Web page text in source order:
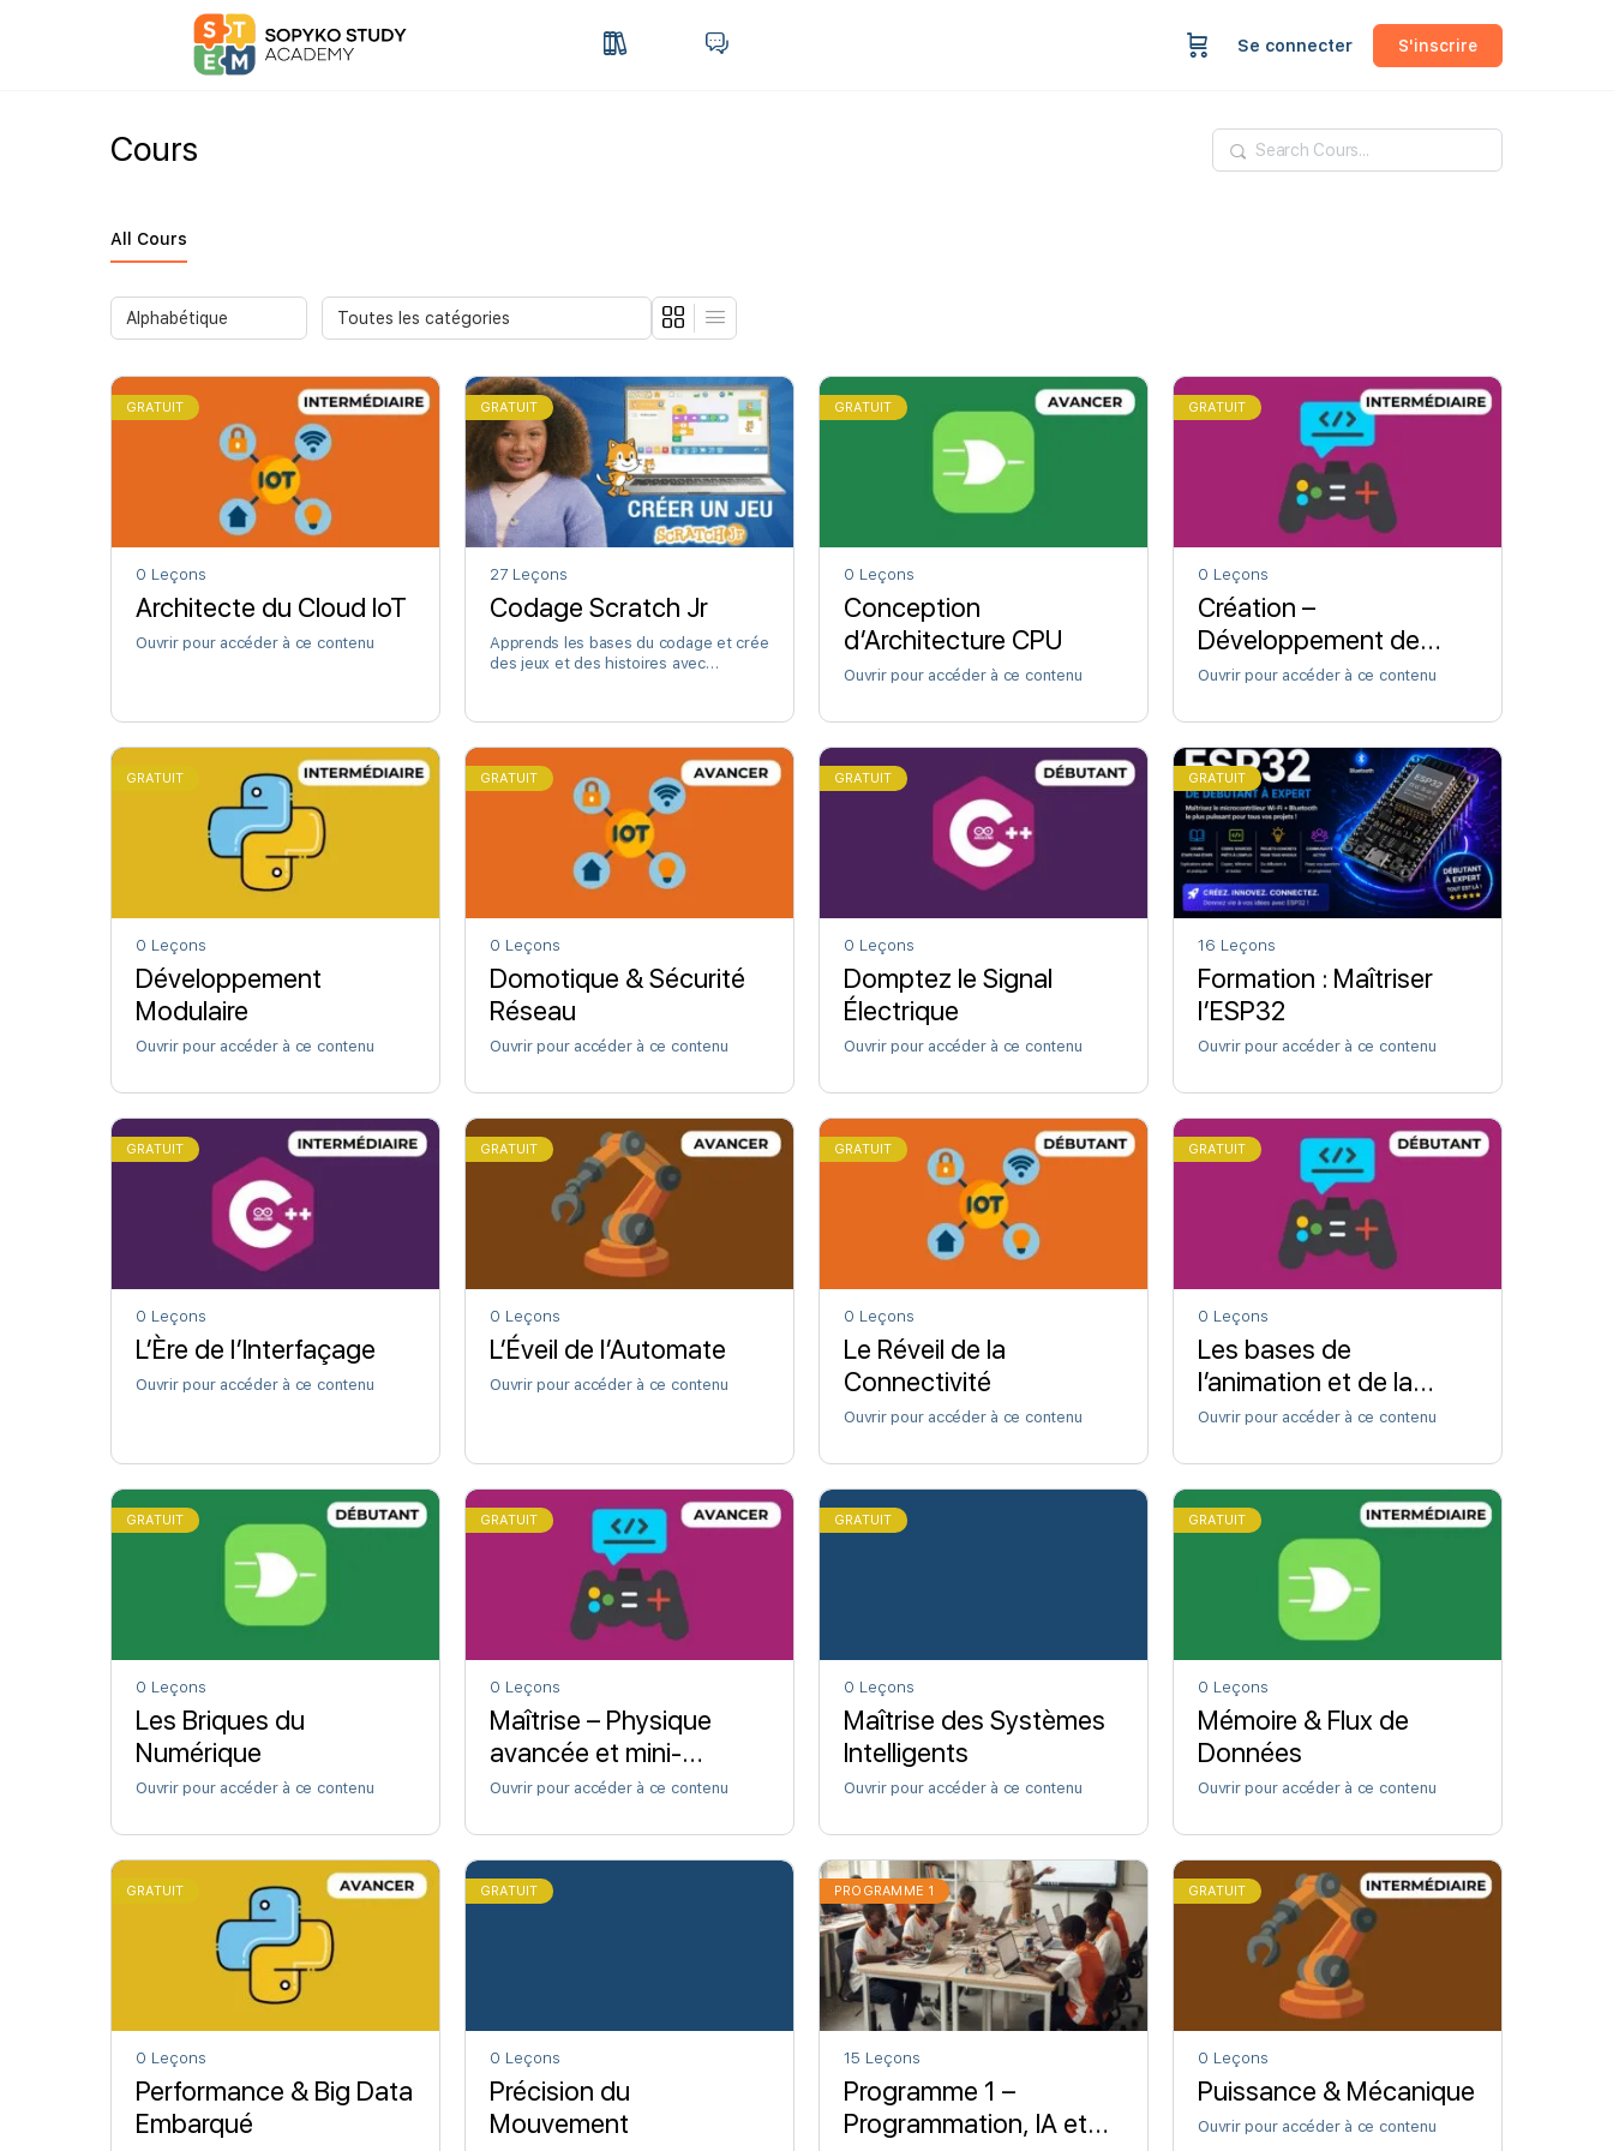
Se connecter S'inscrire
Cours Rechercher
All Cours
GRATUIT
0 Leçons
Architecte du Cloud IoT
Ouvrir pour accéder à ce contenu
GRATUIT
27 Leçons
Codage Scratch Jr
Apprends les bases du codage et crée
des jeux et des histoires avec
GRATUIT
0 Leçons
Conception
d’Architecture CPU
Ouvrir pour accéder à ce contenu
GRATUIT
0 Leçons
Création –
Développement de
classiques d’arcade
Ouvrir pour accéder à ce contenu
GRATUIT
0 Leçons
Développement
Modulaire
Ouvrir pour accéder à ce contenu
GRATUIT
0 Leçons
Domotique & Sécurité
Réseau
Ouvrir pour accéder à ce contenu
GRATUIT
0 Leçons
Domptez le Signal
Électrique
Ouvrir pour accéder à ce contenu
GRATUIT
16 Leçons
Formation : Maîtriser
l’ESP32
Ouvrir pour accéder à ce contenu
GRATUIT
0 Leçons
L’Ère de l’Interfaçage
Ouvrir pour accéder à ce contenu
GRATUIT
0 Leçons
L’Éveil de l’Automate
Ouvrir pour accéder à ce contenu
GRATUIT
0 Leçons
Le Réveil de la
Connectivité
Ouvrir pour accéder à ce contenu
GRATUIT
0 Leçons
Les bases de
l’animation et de la
physique
Ouvrir pour accéder à ce contenu
GRATUIT
0 Leçons
Les Briques du
Numérique
Ouvrir pour accéder à ce contenu
GRATUIT
0 Leçons
Maîtrise – Physique
avancée et mini-
console
Ouvrir pour accéder à ce contenu
GRATUIT
0 Leçons
Maîtrise des Systèmes
Intelligents
Ouvrir pour accéder à ce contenu
GRATUIT
0 Leçons
Mémoire & Flux de
Données
Ouvrir pour accéder à ce contenu
GRATUIT
0 Leçons
Performance & Big Data
Embarqué
GRATUIT
0 Leçons
Précision du
Mouvement
PROGRAMME 1
15 Leçons
Programme 1 –
Programmation, IA et
GRATUIT
0 Leçons
Puissance & Mécanique
Ouvrir pour accéder à ce contenu